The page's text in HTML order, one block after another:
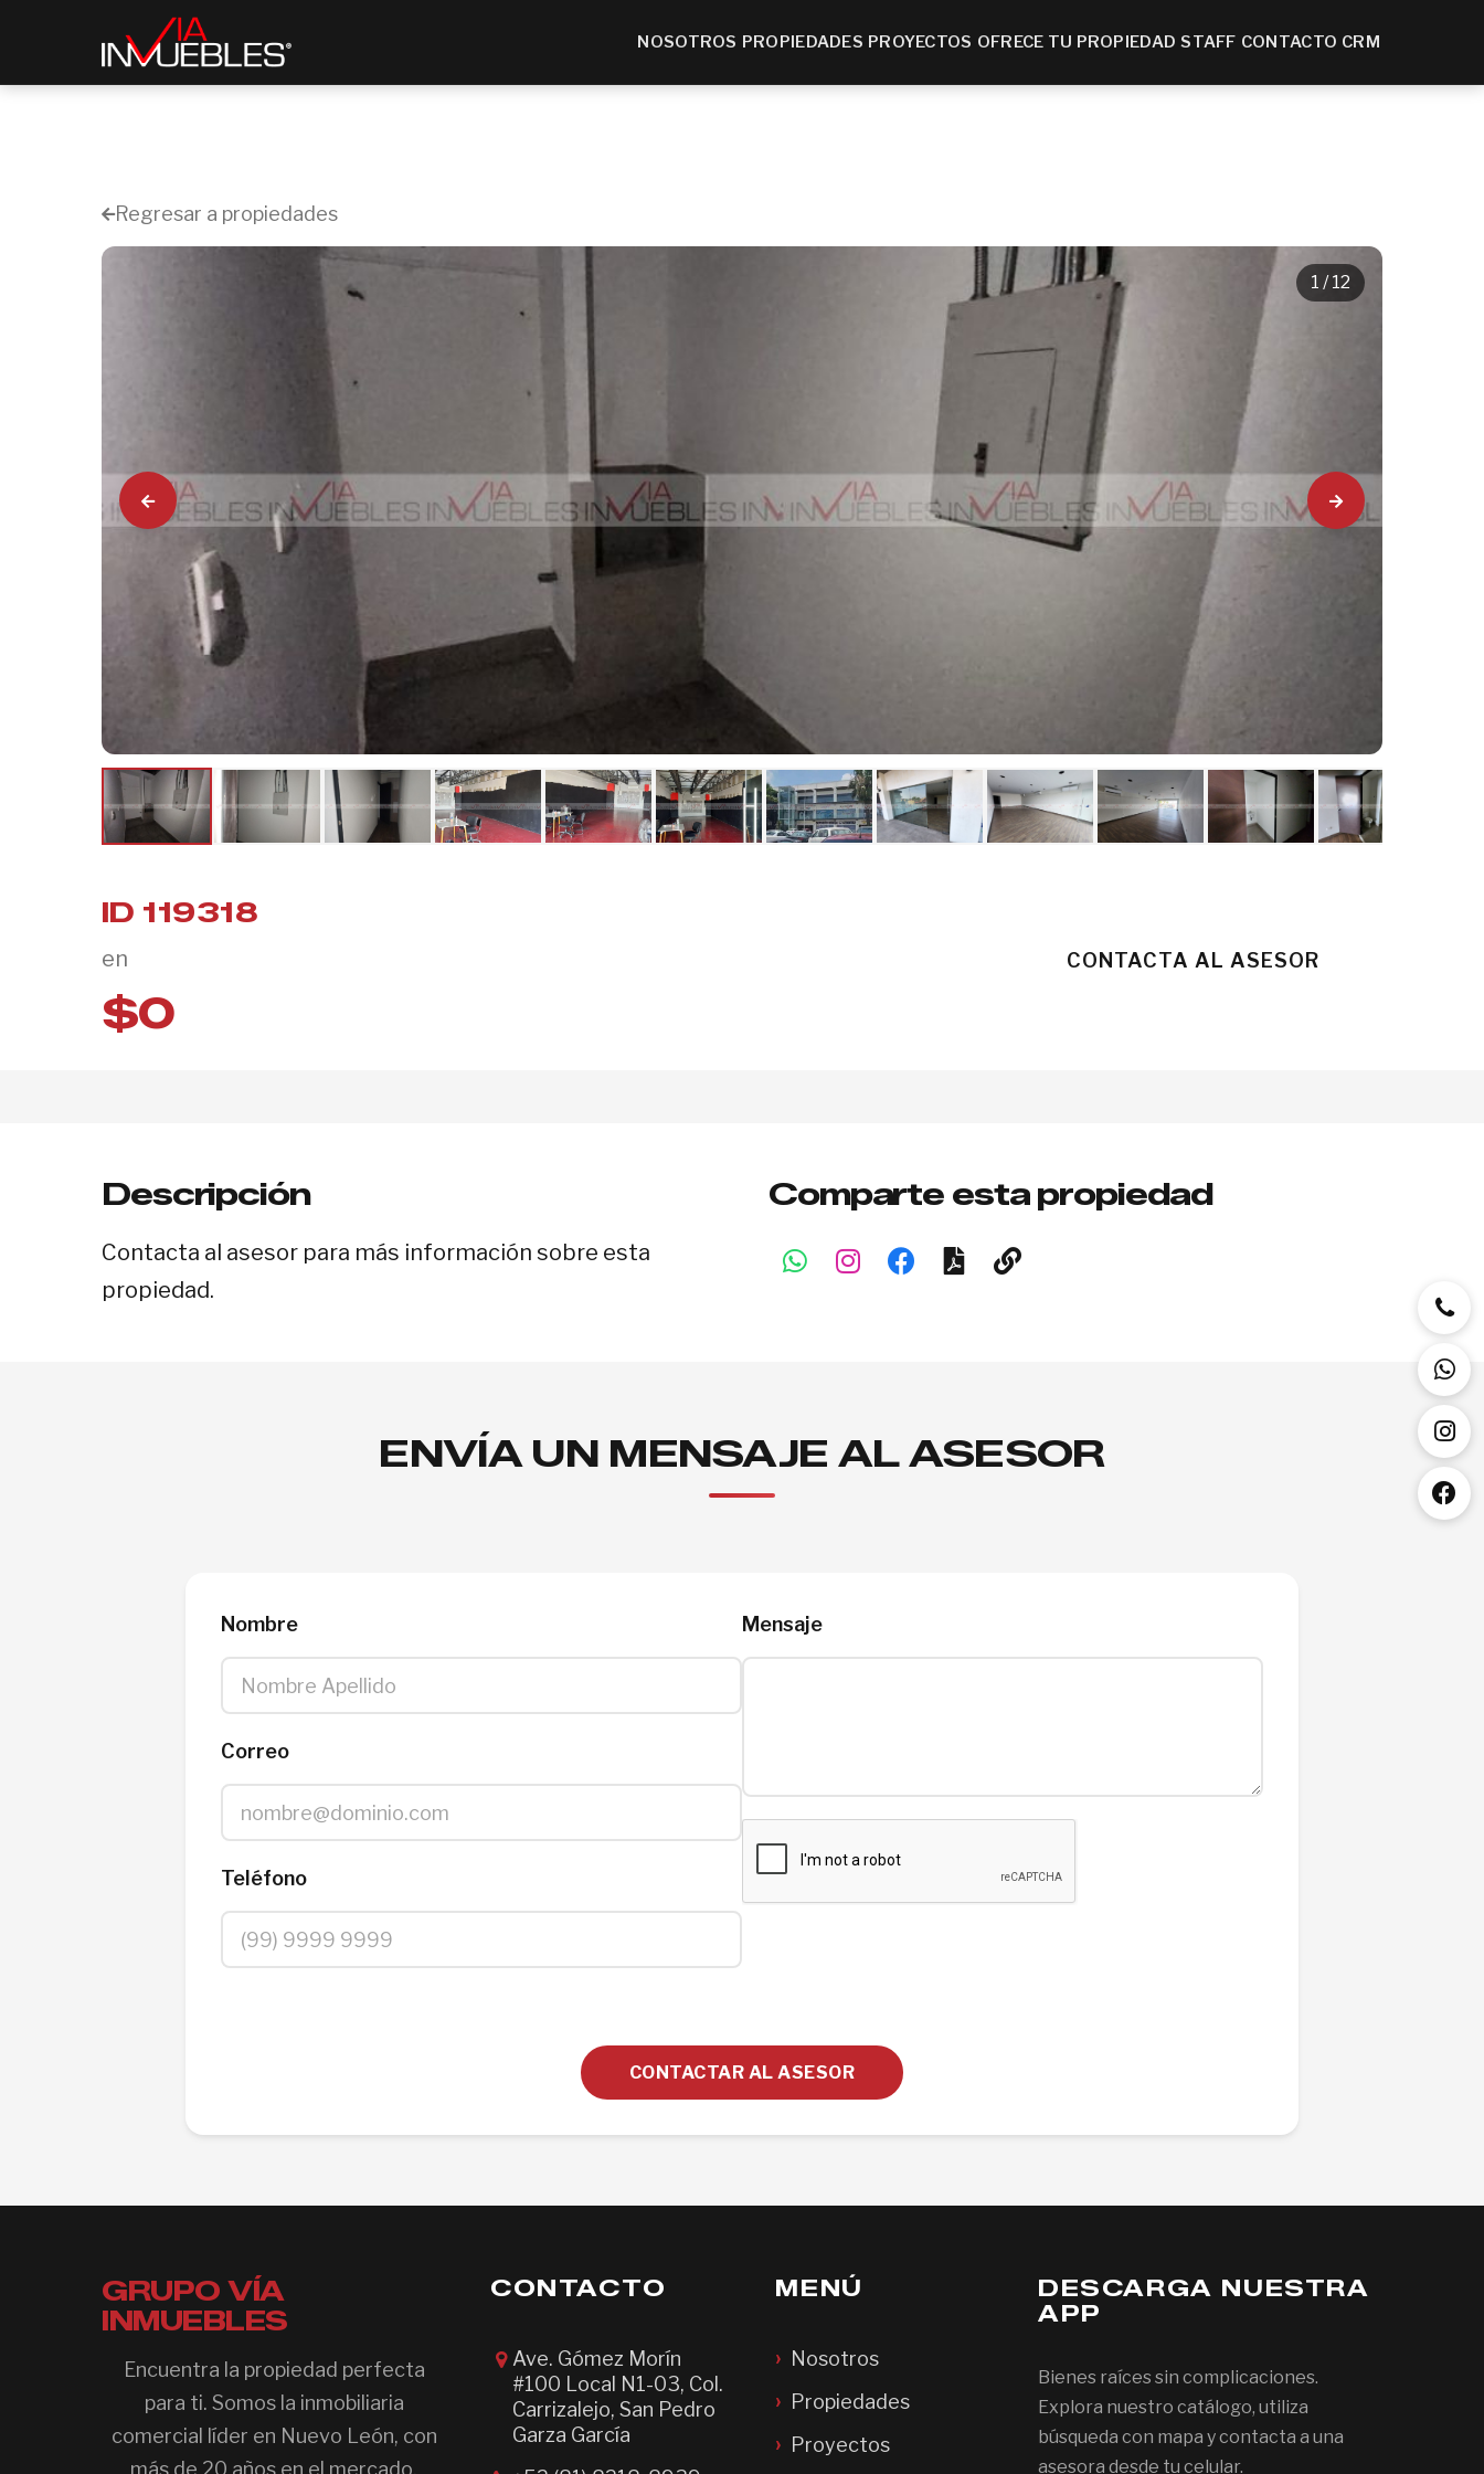
NOSOTROS PROPIEDADES PROYECTOS OFRECE TU PROPIEDAD STAFF CONTACTO CRM
Regresar a propiedades
1 / 12
ID 119318
en
$0
CONTACTA AL ASESOR
Descripción
Contacta al asesor para más información sobre esta
propiedad.
Comparte esta propiedad
ENVÍA UN MENSAJE AL ASESOR
Nombre
Correo
Teléfono
Mensaje
CONTACTAR AL ASESOR
GRUPO VÍA
INMUEBLES
Encuentra la propiedad perfecta
para ti. Somos la inmobiliaria
comercial líder en Nuevo León, con
más de 20 años en el mercado.
CONTACTO
Ave. Gómez Morín
#100 Local N1-03, Col.
Carrizalejo, San Pedro
Garza García
MENÚ
Nosotros
Propiedades
Proyectos
DESCARGA NUESTRA
APP
Bienes raíces sin complicaciones.
Explora nuestro catálogo, utiliza
búsqueda con mapa y contacta a una
asesora desde tu celular.